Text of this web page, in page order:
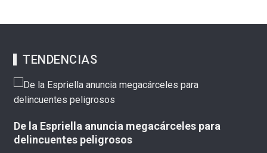
TENDENCIAS
De la Espriella anuncia megacárceles para
delincuentes peligrosos